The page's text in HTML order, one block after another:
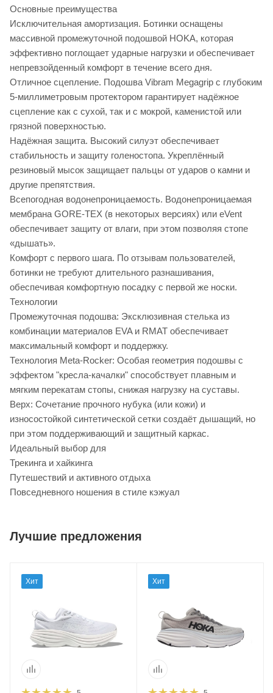
Основные преимущества
Исключительная амортизация. Ботинки оснащены
массивной промежуточной подошвой HOKA, которая
эффективно поглощает ударные нагрузки и обеспечивает
непревзойденный комфорт в течение всего дня.
Отличное сцепление. Подошва Vibram Megagrip с глубоким
5-миллиметровым протектором гарантирует надёжное
сцепление как с сухой, так и с мокрой, каменистой или
грязной поверхностью.
Надёжная защита. Высокий силуэт обеспечивает
стабильность и защиту голеностопа. Укреплённый
резиновый мысок защищает пальцы от ударов о камни и
другие препятствия.
Всепогодная водонепроницаемость. Водонепроницаемая
мембрана GORE-TEX (в некоторых версиях) или eVent
обеспечивает защиту от влаги, при этом позволяя стопе
«дышать».
Комфорт с первого шага. По отзывам пользователей,
ботинки не требуют длительного разнашивания,
обеспечивая комфортную посадку с первой же носки.
Технологии
Промежуточная подошва: Эксклюзивная стелька из
комбинации материалов EVA и RMAT обеспечивает
максимальный комфорт и поддержку.
Технология Meta-Rocker: Особая геометрия подошвы с
эффектом "кресла-качалки" способствует плавным и
мягким перекатам стопы, снижая нагрузку на суставы.
Верх: Сочетание прочного нубука (или кожи) и
износостойкой синтетической сетки создаёт дышащий, но
при этом поддерживающий и защитный каркас.
Идеальный выбор для
Трекинга и хайкинга
Путешествий и активного отдыха
Повседневного ношения в стиле кэжуал
Лучшие предложения
Хит Хит